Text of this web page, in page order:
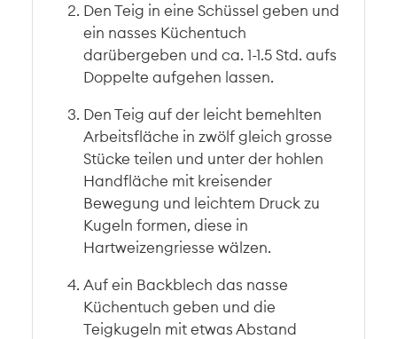
Den Teig in eine Schüssel geben und
ein nasses Küchentuch
darübergeben und ca. 1-1.5 Std. aufs
Doppelte aufgehen lassen.
Den Teig auf der leicht bemehlten
Arbeitsfläche in zwölf gleich grosse
Stücke teilen und unter der hohlen
Handfläche mit kreisender
Bewegung und leichtem Druck zu
Kugeln formen, diese in
Hartweizengriesse wälzen.
Auf ein Backblech das nasse
Küchentuch geben und die
Teigkugeln mit etwas Abstand